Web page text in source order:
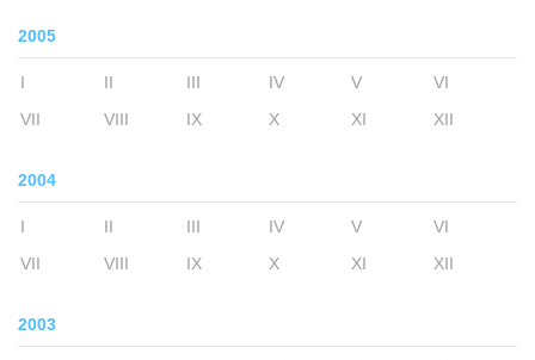
2005
I II III IV V
VI
VII
VIII IX X XI XII
2004
I II III IV V
VI
VII
VIII IX X XI XII
2003